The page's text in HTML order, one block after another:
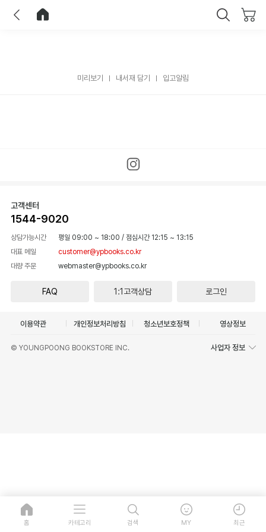
미리보기 내서재 담기 입고알림
고객센터
1544-9020
상담가능시간 평일 09:00 ~ 18:00 / 점심시간 12:15 ~ 13:15
대표 메일
customer@ypbooks.co.kr
대량 주문
webmaster@ypbooks.co.kr
FAQ 1:1고객상담 로그인
이용약관 개인정보처리방침 청소년보호정책 영상정보
© YOUNGPOONG BOOKSTORE INC. 사업자 정보
홈 카테고리 검색 MY 최근